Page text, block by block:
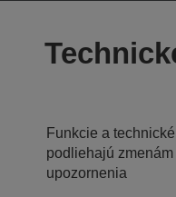
Funkcie a
podliehajú
upozornenia